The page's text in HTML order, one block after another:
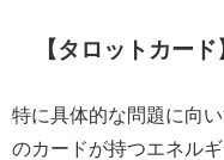
【タロットカード
特に具体的な問題に向
のカードが持つエネル